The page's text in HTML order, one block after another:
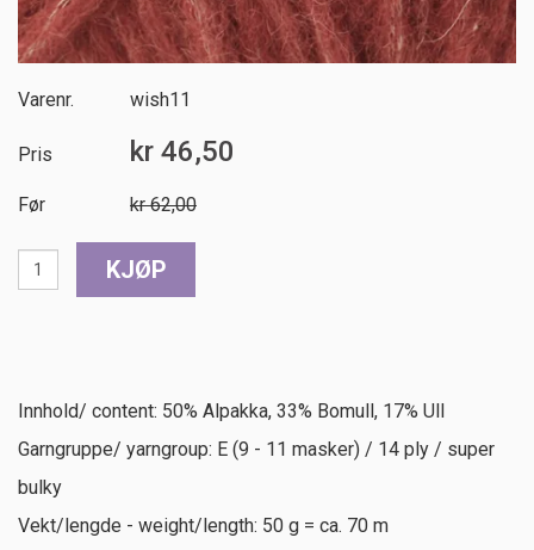
Varenr. wish11
Pris kr 46,50
Før kr 62,00
Innhold/ content: 50% Alpakka, 33% Bomull, 17% Ull
Garngruppe/ yarngroup: E (9 - 11 masker) / 14 ply / super
bulky
Vekt/lengde - weight/length: 50 g = ca. 70 m